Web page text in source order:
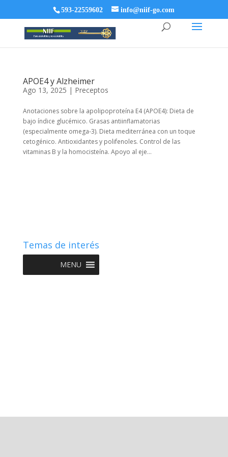
593-22559602 info@niif-go.com
APOE4 y Alzheimer
Ago 13, 2025 | Preceptos
Anotaciones sobre la apolipoproteína E4 (APOE4): Dieta de
bajo índice glucémico. Grasas antiinflamatorias
(especialmente omega-3). Dieta mediterránea con un toque
cetogénico. Antioxidantes y polifenoles. Control de las
vitaminas B y la homocisteína. Apoyo al eje...
Temas de interés
MENU